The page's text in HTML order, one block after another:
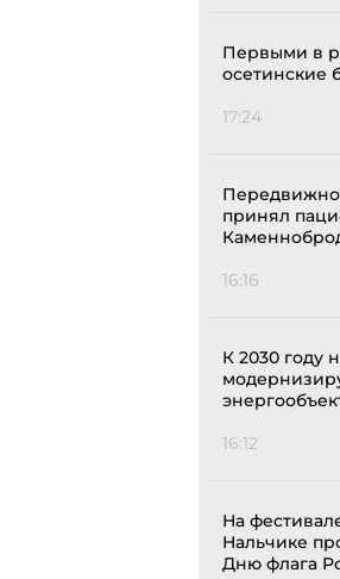
Первыми в
осетинские
17:24
принял
16:16
К 2030 году
16:12
На
Нальчике
Дню флага